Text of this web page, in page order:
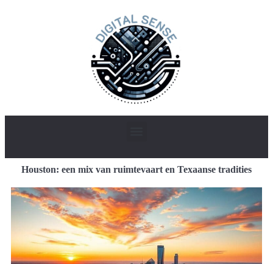
Houston: een mix van ruimtevaart en Texaanse tradities